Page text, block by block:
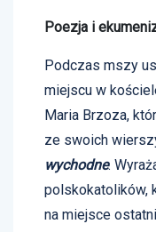
Poezja i
Podczas mszy
miejscu w
Maria Brzoza,
ze swoich
wychodne.
polskokatolików,
na miejsce